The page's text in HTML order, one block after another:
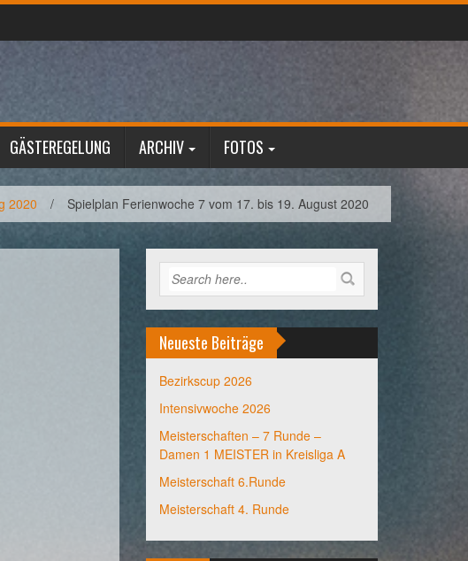
GÄSTEREGELUNG ARCHIV FOTOS
2020 / Spielplan Ferienwoche 7 vom 17. bis 19. August 2020
Neueste Beiträge
Bezirkscup 2026
Intensivwoche 2026
Meisterschaften – 7 Runde –
Damen 1 MEISTER in Kreisliga A
Meisterschaft 6.Runde
Meisterschaft 4. Runde